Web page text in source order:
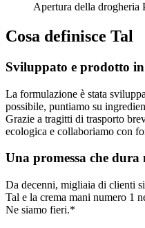
Apertura della drogheria
Cosa definisce Tal
Sviluppato e prodotto in
La formulazione è stata
possibile, puntiamo su
Grazie a tragitti di trasporto
ecologica e collaboriamo con
Una promessa che dura
Da decenni, migliaia di clienti
Tal e la crema mani numero 1
Ne siamo fieri.*